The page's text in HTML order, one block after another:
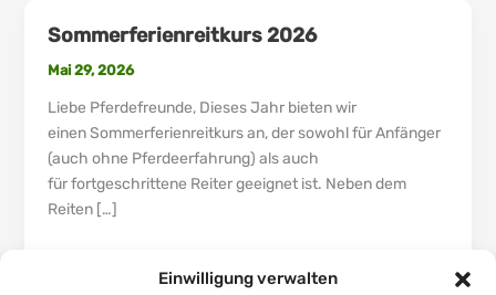
Einwilligung verwalten
Sommerferienreitkurs 2026
Mai 29, 2026
Liebe Pferdefreunde, Dieses Jahr bieten wir
einen Sommerferienreitkurs an, der sowohl für Anfänger
(auch ohne Pferdeerfahrung) als auch
für fortgeschrittene Reiter geeignet ist. Neben dem
Reiten […]
Sommerferienreitkurs
2026